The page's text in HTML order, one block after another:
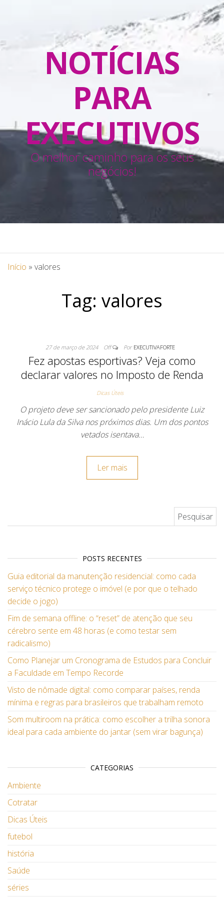
NOTÍCIAS
PARA
EXECUTIVOS
O melhor caminho para os seus
negócios!
Início » valores
Tag: valores
27 de março de 2024 Off Por EXECUTIVAFORTE
Fez apostas esportivas? Veja como
declarar valores no Imposto de Renda
Dicas Úteis
O projeto deve ser sancionado pelo presidente Luiz
Inácio Lula da Silva nos próximos dias. Um dos pontos
vetados isentava…
Ler mais
POSTS RECENTES
Guia editorial da manutenção residencial: como cada
serviço técnico protege o imóvel (e por que o telhado
decide o jogo)
Fim de semana offline: o “reset” de atenção que seu
cérebro sente em 48 horas (e como testar sem
radicalismo)
Como Planejar um Cronograma de Estudos para Concluir
a Faculdade em Tempo Recorde
Visto de nômade digital: como comparar países, renda
mínima e regras para brasileiros que trabalham remoto
Som multiroom na prática: como escolher a trilha sonora
ideal para cada ambiente do jantar (sem virar bagunça)
CATEGORIAS
Ambiente
Cotratar
Dicas Úteis
futebol
história
Saúde
séries